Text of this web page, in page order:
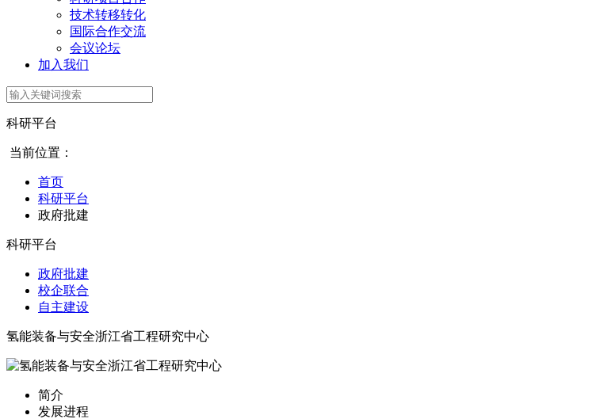
技术转移转化
国际合作交流
会议论坛
加入我们
科研平台
当前位置：
首页
科研平台
政府批建
科研平台
政府批建
校企联合
自主建设
氢能装备与安全浙江省工程研究中心
简介
发展进程